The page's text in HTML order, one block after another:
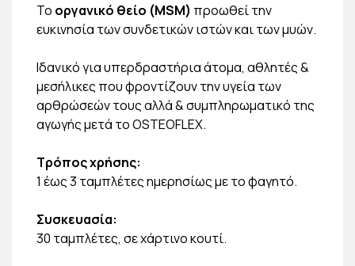
Το οργανικό θείο (MSM) προωθεί την
ευκινησία των συνδετικών ιστών και των μυών.
Ιδανικό για υπερδραστήρια άτομα, αθλητές &
μεσήλικες που φροντίζουν την υγεία των
αρθρώσεών τους αλλά & συμπληρωματικό της
αγωγής μετά το OSTEOFLEX.
Τρόπος χρήσης:
1 έως 3 ταμπλέτες ημερησίως με το φαγητό.
Συσκευασία:
30 ταμπλέτες, σε χάρτινο κουτί.